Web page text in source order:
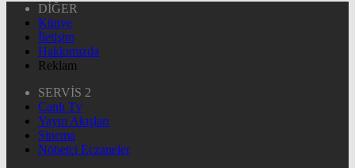
DİĞER
Künye
İletişim
Hakkımızda
Reklam
SERVİS 2
Canlı Tv
Yayın Akışları
Sinema
Nöbetçi Eczaneler